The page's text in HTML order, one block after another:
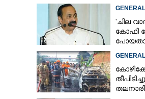
GENERAL
'ചില
കോഫി
GENERAL